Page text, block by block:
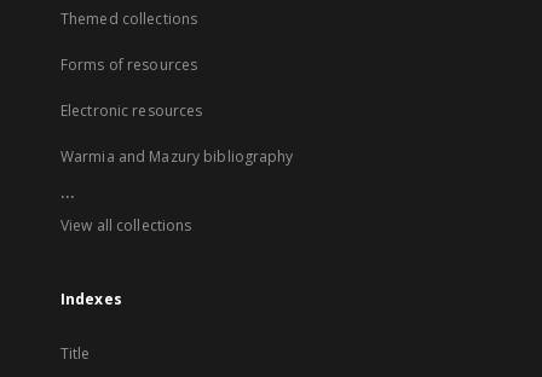
Themed collections
Forms of resources
Electronic resources
Warmia and Mazury bibliography
...
View all collections
Indexes
Title